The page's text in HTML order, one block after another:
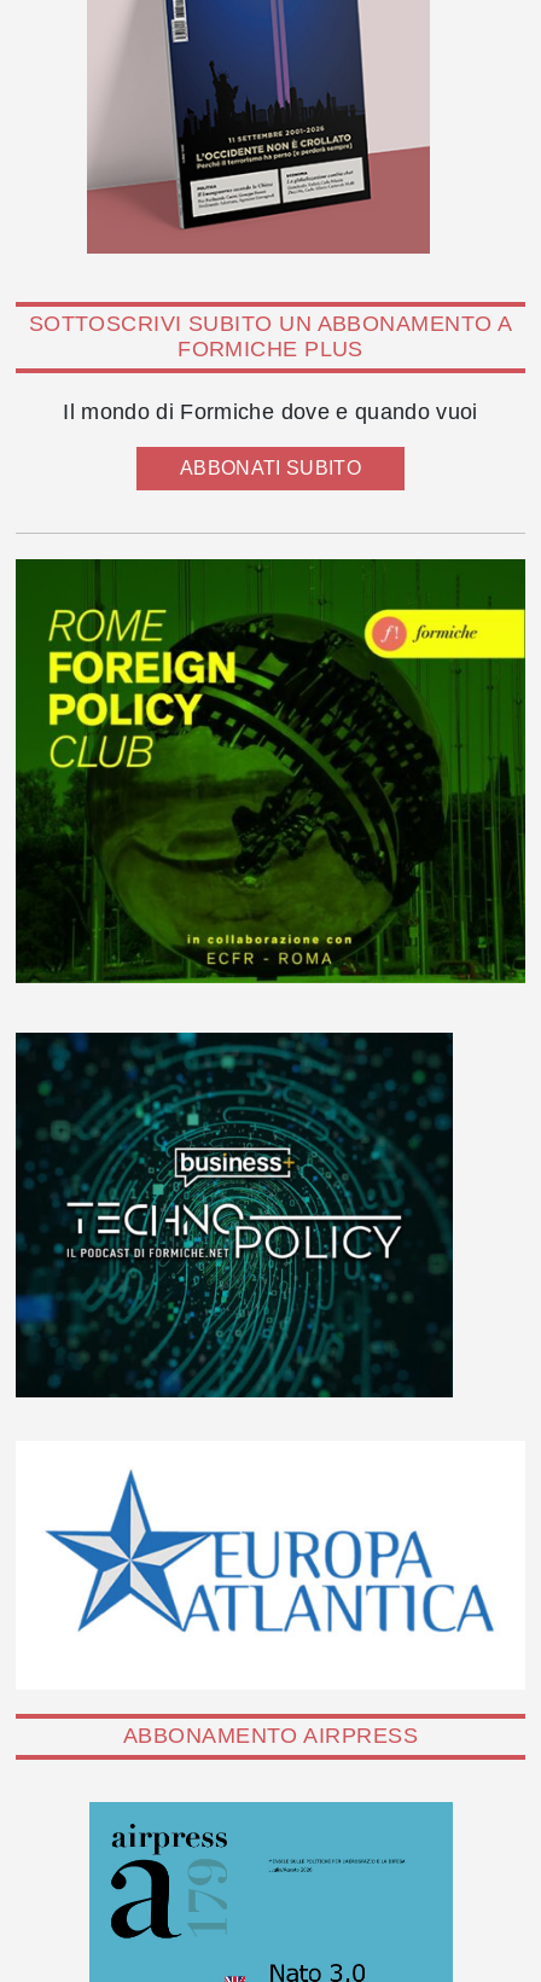
SOTTOSCRIVI SUBITO UN ABBONAMENTO A
FORMICHE PLUS
Il mondo di Formiche dove e quando vuoi
ABBONATI SUBITO
ABBONAMENTO AIRPRESS